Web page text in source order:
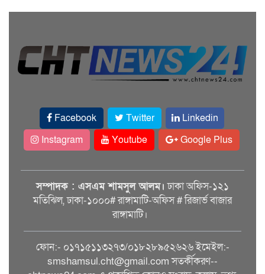
Facebook Twitter
Linkedin
Instagram
Youtube Google Plus
সম্পাদক : এসএম শামসুল আলম। ঢাকা অফিস-১২১
মতিঝিল, ঢাকা-১০০০# রাঙ্গামাটি-অফিস # রিজার্ভ বাজার
রাঙ্গামাটি।
ফোন:- ০১৭১৫১১৩২৭৩/০১৮২৮৯৫২৬২৬ ইমেইল:-
smshamsul.cht@gmail.com সতর্কীকরণ--